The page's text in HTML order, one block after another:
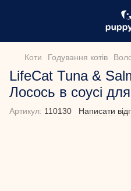
Коти Годування котів
LifeCat Tuna &
Лосось в соусі для
Артикул: 110130 Написати